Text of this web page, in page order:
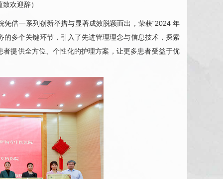
致欢迎辞）
借一系列创新举措与显著成效脱颖而出，荣获“2024 年
多个关键环节，引入了先进管理理念与信息技术，探索
者提供全方位、个性化的护理方案，让更多患者受益于优